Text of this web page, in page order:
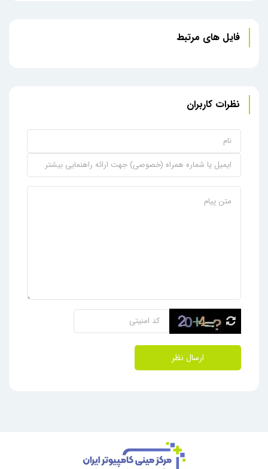
فایل های مرتبط
نظرات کاربران
ارسال نظر